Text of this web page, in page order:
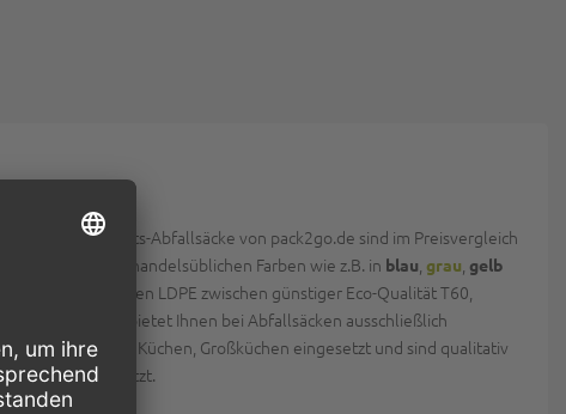
Abfall. Qualitäts-Abfallsäcke von pack2go.de sind im Preisvergleich
in allen handelsüblichen Farben wie z.B. in blau, grau, gelb
Liter-Müllsäcken LDPE zwischen günstiger Eco-Qualität T60,
pack2go bietet Ihnen bei Abfallsäcken ausschließlich
Gastronomie, Küchen, Großküchen eingesetzt und sind qualitativ
eingesetzt.